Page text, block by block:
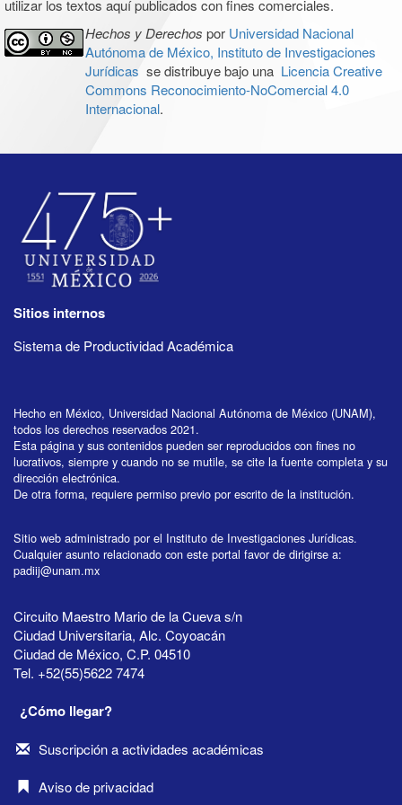
utilizar los textos aquí publicados con fines comerciales.
Hechos y Derechos por Universidad Nacional
Autónoma de México, Instituto de Investigaciones
Jurídicas se distribuye bajo una Licencia Creative
Commons Reconocimiento-NoComercial 4.0
Internacional.
Sitios internos
Sistema de Productividad Académica
Hecho en México, Universidad Nacional Autónoma de México (UNAM),
todos los derechos reservados 2021.
Esta página y sus contenidos pueden ser reproducidos con fines no
lucrativos, siempre y cuando no se mutile, se cite la fuente completa y su
dirección electrónica.
De otra forma, requiere permiso previo por escrito de la institución.
Sitio web administrado por el Instituto de Investigaciones Jurídicas.
Cualquier asunto relacionado con este portal favor de dirigirse a:
padiij@unam.mx
Circuito Maestro Mario de la Cueva s/n
Ciudad Universitaria, Alc. Coyoacán
Ciudad de México, C.P. 04510
Tel. +52(55)5622 7474
¿Cómo llegar?
Suscripción a actividades académicas
Aviso de privacidad